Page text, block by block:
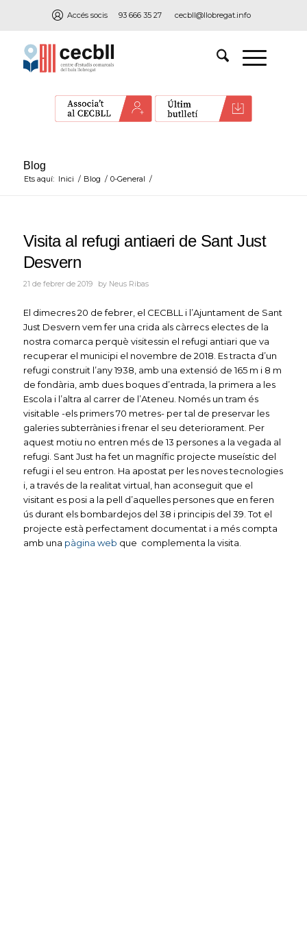
Accés socis 93 666 35 27 cecbll@llobregat.info
Blog
Ets aquí: Inici / Blog / 0-General /
Visita al refugi antiaeri de Sant Just
Desvern
21 de febrer de 2019 by Neus Ribas
El dimecres 20 de febrer, el CECBLL i l’Ajuntament de Sant
Just Desvern vem fer una crida als càrrecs electes de la
nostra comarca perquè visitessin el refugi antiari que va
recuperar el municipi el novembre de 2018. Es tracta d’un
refugi construit l’any 1938, amb una extensió de 165 m i 8 m
de fondària, amb dues boques d’entrada, la primera a les
Escola i l’altra al carrer de l’Ateneu. Només un tram és
visitable -els primers 70 metres- per tal de preservar les
galeries subterrànies i frenar el seu deteriorament. Per
aquest motiu no entren més de 13 persones a la vegada al
refugi. Sant Just ha fet un magnífic projecte museístic del
refugi i el seu entron. Ha apostat per les noves tecnologies
i, a través de la realitat virtual, han aconseguit que el
visitant es posi a la pell d’aquelles persones que en feren
ús durant els bombardejos del 38 i principis del 39. Tot el
projecte està perfectament documentat i a més compta
amb una pàgina web que complementa la visita.